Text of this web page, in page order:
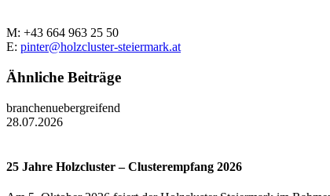
M: +43 664 963 25 50
E: pinter@holzcluster-steiermark.at
Ähnliche Beiträge
branchenuebergreifend
28.07.2026
25 Jahre Holzcluster – Clusterempfang 2026